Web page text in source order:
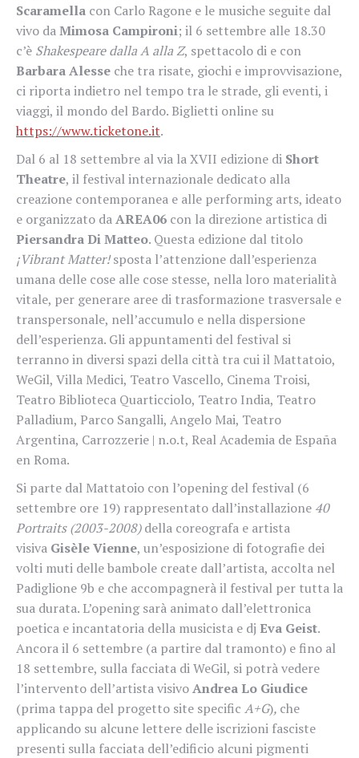
Scaramella con Carlo Ragone e le musiche seguite dal
vivo daMimosa Campironi; il 6 settembre alle 18.30
c’è Shakespeare dalla A alla Z, spettacolo di e con
Barbara Alesse che tra risate, giochi e improvvisazione,
ci riporta indietro nel tempo tra le strade, gli eventi, i
viaggi, il mondo del Bardo. Biglietti online su
https://www.ticketone.it.
Dal 6 al 18 settembre al via la XVII edizione di Short
Theatre, il festival internazionale dedicato alla
creazione contemporanea e alle performing arts, ideato
e organizzato daAREA06 con la direzione artistica di
Piersandra Di Matteo. Questa edizione dal titolo
¡Vibrant Matter!sposta l’attenzione dall’esperienza
umana delle cose alle cose stesse, nella loro materialità
vitale, per generare aree di trasformazione trasversale e
transpersonale, nell’accumulo e nella dispersione
dell’esperienza. Gli appuntamenti del festival si
terranno in diversi spazi della città tra cui il Mattatoio,
WeGil, Villa Medici, Teatro Vascello, Cinema Troisi,
Teatro Biblioteca Quarticciolo, Teatro India, Teatro
Palladium, Parco Sangalli, Angelo Mai, Teatro
Argentina, Carrozzerie | n.o.t, Real Academia de España
en Roma.
Si parte dal Mattatoio con l’opening del festival (6
settembre ore 19) rappresentato dall’installazione 40
Portraits (2003-2008)della coreografa e artista
visiva Gisèle Vienne, un’esposizione di fotografie dei
volti muti delle bambole create dall’artista, accolta nel
Padiglione 9b e che accompagnerà il festival per tutta la
sua durata. L’opening sarà animato dall’elettronica
poetica e incantatoria della musicista e dj Eva Geist.
Ancora il 6 settembre (a partire dal tramonto) e fino al
18 settembre, sulla facciata di WeGil, si potrà vedere
l’intervento dell’artista visivoAndrea Lo Giudice
(prima tappa del progetto site specific A+G), che
applicando su alcune lettere delle iscrizioni fasciste
presenti sulla facciata dell’edificio alcuni pigmenti